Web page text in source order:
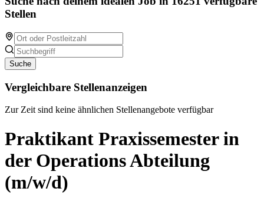
Stellen
Suche
Vergleichbare Stellenanzeigen
Zur Zeit sind keine ähnlichen Stellenangebote verfügbar
Praktikant Praxissemester in
der Operations Abteilung
(m/w/d)